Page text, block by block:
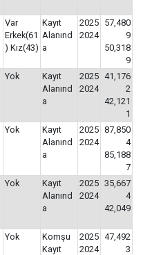
Var
Erkek(61
) Kız(43)
Kayıt
Alanınd
a
2025
2024
57,480
9
50,318
9
Yok
Kayıt
Alanınd
a
2025
2024
41,176
2
42,121
1
Yok
Kayıt
Alanınd
a
2025
2024
87,850
4
85,188
7
Yok
Kayıt
Alanınd
a
2025
2024
35,667
4
42,049
Yok
Komşu
Kayıt
2025
2024
47,492
3